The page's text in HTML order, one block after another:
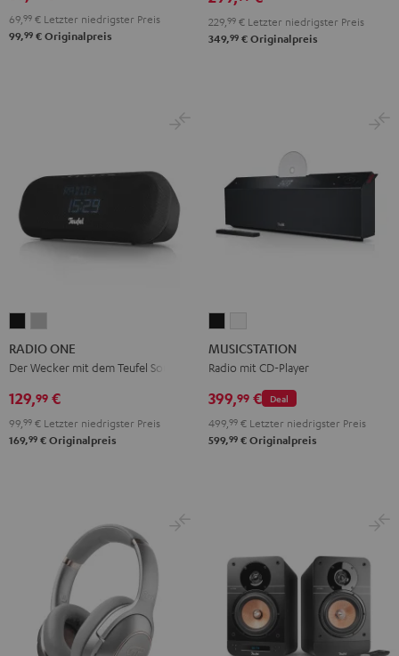
69, 99 € Letzter niedrigster Preis
99,99 € Originalpreis
229, 99 € Letzter niedrigster Preis
349,99 € Originalpreis
ONE
Black
ONE
Light
RADIO ONE
Der Wecker mit dem Teufel Sound
129,99 €
99, 99 € Letzter niedrigster Preis
169,99 € Originalpreis
Schwarz
Weiß
MUSICSTATION
Radio mit CD-Player
Deal
399,99 €
499, 99 € Letzter niedrigster Preis
599,99 € Originalpreis